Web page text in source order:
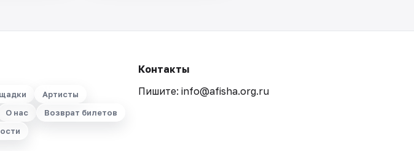
Артисты
О нас
Возврат билетов
Контакты
Пишите: info@afisha.org.ru